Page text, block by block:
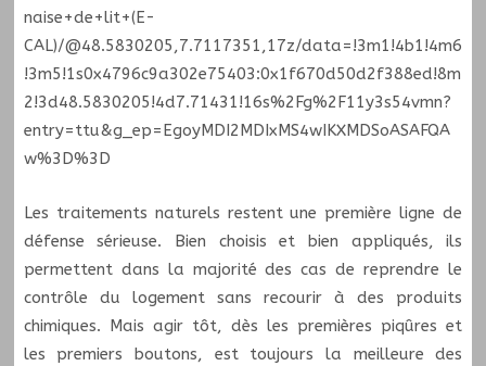
naise+de+lit+(E-
CAL)/@48.5830205,7.7117351,17z/data=!3m1!4b1!4m6
!3m5!1s0x4796c9a302e75403:0x1f670d50d2f388ed!8m
2!3d48.5830205!4d7.71431!16s%2Fg%2F11y3s54vmn?
entry=ttu&g_ep=EgoyMDI2MDIxMS4wIKXMDSoASAFQA
w%3D%3D
Les traitements naturels restent une première ligne de
défense sérieuse. Bien choisis et bien appliqués, ils
permettent dans la majorité des cas de reprendre le
contrôle du logement sans recourir à des produits
chimiques. Mais agir tôt, dès les premières piqûres et
les premiers boutons, est toujours la meilleure des